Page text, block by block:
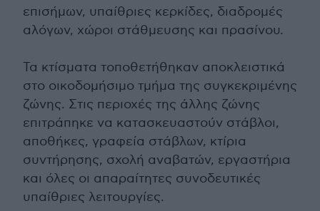
επισήμων, υπαίθριες κερκίδες, διαδρομές
αλόγων, χώροι στάθμευσης και πρασίνου.
Τα κτίσματα τοποθετήθηκαν αποκλειστικά
στο οικοδομήσιμο τμήμα της συγκεκριμένης
ζώνης. Στις περιοχές της άλλης ζώνης
επιτράπηκε να κατασκευαστούν στάβλοι,
αποθήκες, γραφεία στάβλων, κτίρια
συντήρησης, σχολή αναβατών, εργαστήρια
και όλες οι απαραίτητες συνοδευτικές
υπαίθριες λειτουργίες.